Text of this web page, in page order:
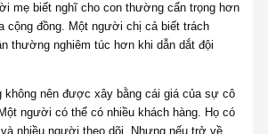
mẹ biết nghĩ cho con thường cẩn trọng hơn
cộng đồng. Một người chị cả biết trách
thường nghiêm túc hơn khi dẫn dắt đội
không nên được xây bằng cái giá của sự cô
người có thể có nhiều khách hàng. Họ có
nhiều người theo dõi. Nhưng nếu trở về